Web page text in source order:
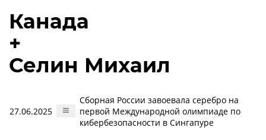
Канада
+
Селин Михаил
27.06.2025
Сборная России завоевала серебро на
первой Международной олимпиаде по
кибербезопасности в Сингапуре